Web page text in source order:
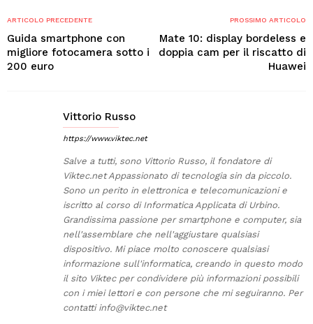
ARTICOLO PRECEDENTE
Guida smartphone con
migliore fotocamera sotto i
200 euro
PROSSIMO ARTICOLO
Mate 10: display bordeless e
doppia cam per il riscatto di
Huawei
Vittorio Russo
https://www.viktec.net
Salve a tutti, sono Vittorio Russo, il fondatore di
Viktec.net Appassionato di tecnologia sin da piccolo.
Sono un perito in elettronica e telecomunicazioni e
iscritto al corso di Informatica Applicata di Urbino.
Grandissima passione per smartphone e computer, sia
nell'assemblare che nell'aggiustare qualsiasi
dispositivo. Mi piace molto conoscere qualsiasi
informazione sull'informatica, creando in questo modo
il sito Viktec per condividere più informazioni possibili
con i miei lettori e con persone che mi seguiranno. Per
contatti info@viktec.net